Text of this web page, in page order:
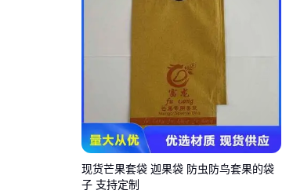
现货芒果套袋 迦果袋 防虫防鸟套果的袋
子 支持定制